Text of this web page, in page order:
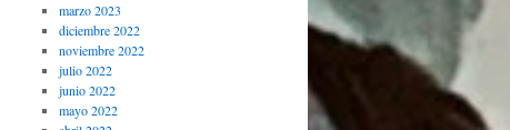
marzo 2023
diciembre 2022
noviembre 2022
julio 2022
junio 2022
mayo 2022